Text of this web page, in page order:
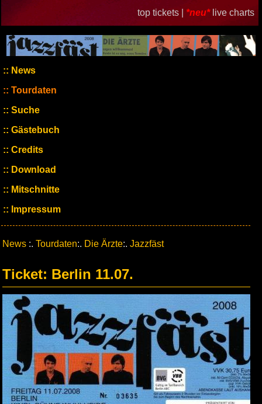
top tickets | *neu* live charts
News
Tourdaten
Suche
Gästebuch
Credits
Download
Mitschnitte
Impressum
News :. Tourdaten:. Die Ärzte:. Jazzfäst
Ticket: Berlin 11.07.